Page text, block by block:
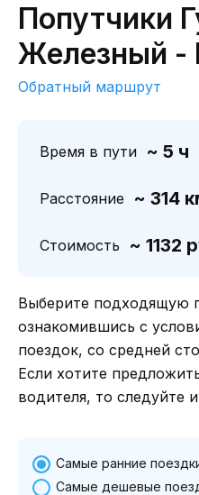
Попутчики
Железный -
Обратный маршрут
Время в пути ~ 5 ч
Расстояние ~ 314
Стоимость ~ 1132
Выберите подходящую
ознакомившись с
поездок, со средней
Если хотите
водителя, то следуйте
Самые ранние
Самые дешевые